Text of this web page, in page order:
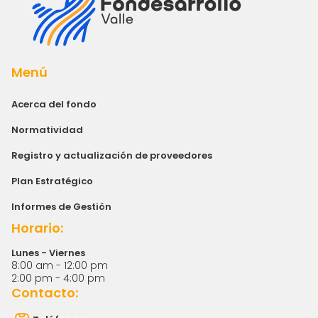
Menú
Acerca del fondo
Normatividad
Registro y actualización de proveedores
Plan Estratégico
Informes de Gestión
Horario:
Lunes - Viernes
8:00 am - 12:00 pm
2:00 pm - 4:00 pm
Contacto: